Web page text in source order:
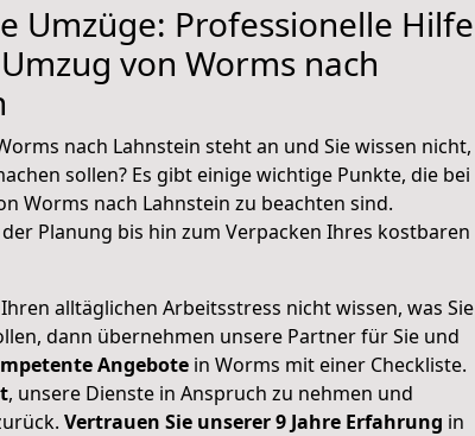
Umzüge: Professionelle Hilfe
von Worms nach
nach Lahnstein steht an und Sie wissen nicht,
sollen? Es gibt einige wichtige Punkte, die bei
Worms nach Lahnstein zu beachten sind.
Planung bis hin zum Verpacken Ihres kostbaren
alltäglichen Arbeitsstress nicht wissen, was Sie
dann übernehmen unsere Partner für Sie und
Angebote in Worms mit einer Checkliste.
, unsere Dienste in Anspruch zu nehmen und
Vertrauen Sie unserer 9 Jahre Erfahrung in